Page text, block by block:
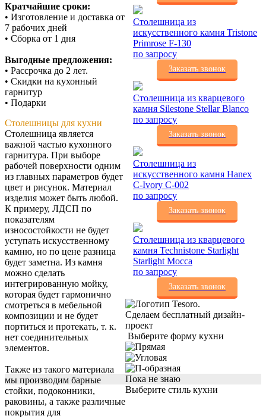
Кратчайшие сроки:
• Изготовление и доставка от
7 рабочих дней
• Сборка от 1 дня
Выгодные предложения:
• Рассрочка до 2 лет.
• Скидки на кухонный
гарнитур
• Подарки
Столешницы для кухни
Столешница является
важной частью кухонного
гарнитура. При выборе
рабочей поверхности одним
из главных параметров будет
цвет и рисунок. Материал
изделия может быть любой.
К примеру, ЛДСП по
показателям
износостойкости не будет
уступать искусственному
камню, но по цене разница
будет заметна. Из камня
можно сделать
интегрированную мойку,
которая будет гармонично
смотреться в мебельной
композиции и не будет
портиться и протекать, т. к.
нет соединительных
элементов.
Также из такого материала
мы производим барные
стойки, подоконники,
раковины, а также различные
покрытия для
Столешница из
искусственного камня Tristone
Primrose F-130
по запросу
Заказать звонок
Столешница из кварцевого
камня Silestone Stellar Blanco
по запросу
Заказать звонок
Столешница из
искусственного камня Hanex
C-Ivory C-002
по запросу
Заказать звонок
Столешница из кварцевого
камня Technistone Starlight
Starlight Mocca
по запросу
Заказать звонок
Сделаем бесплатный дизайн-
проект
Выберите форму кухни
Пока не знаю
Выберите стиль кухни